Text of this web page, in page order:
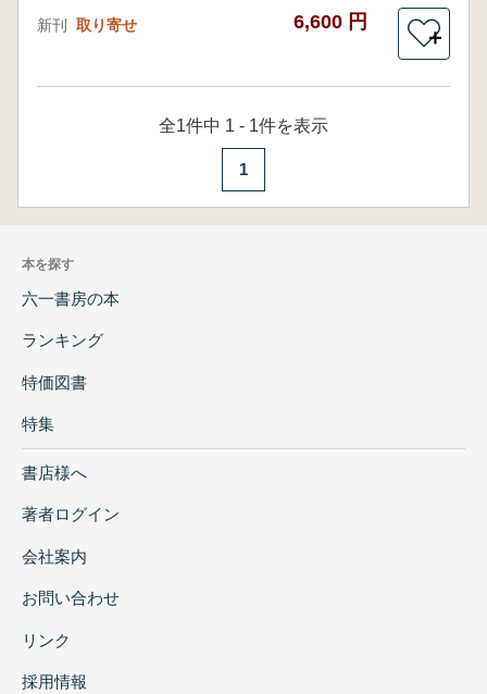
新刊 取り寄せ 6,600 円
＋
全1件中 1 - 1件を表示
1
本を探す
六一書房の本
ランキング
特価図書
特集
書店様へ
著者ログイン
会社案内
お問い合わせ
リンク
採用情報